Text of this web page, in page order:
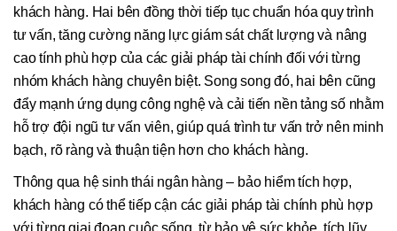
khách hàng. Hai bên đồng thời tiếp tục chuẩn hóa quy trình
tư vấn, tăng cường năng lực giám sát chất lượng và nâng
cao tính phù hợp của các giải pháp tài chính đối với từng
nhóm khách hàng chuyên biệt. Song song đó, hai bên cũng
đẩy mạnh ứng dụng công nghệ và cải tiến nền tảng số nhằm
hỗ trợ đội ngũ tư vấn viên, giúp quá trình tư vấn trở nên minh
bạch, rõ ràng và thuận tiện hơn cho khách hàng.
Thông qua hệ sinh thái ngân hàng – bảo hiểm tích hợp,
khách hàng có thể tiếp cận các giải pháp tài chính phù hợp
với từng giai đoạn cuộc sống, từ bảo vệ sức khỏe, tích lũy